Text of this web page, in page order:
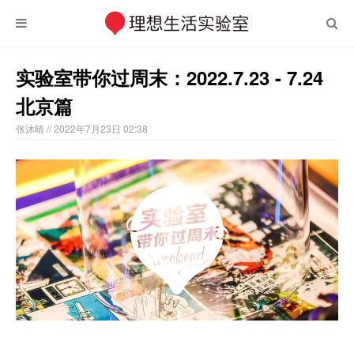
实验室带你过周末：2022.7.23 - 7.24
北京篇
张沐晴// 2022年7月23日 02:38